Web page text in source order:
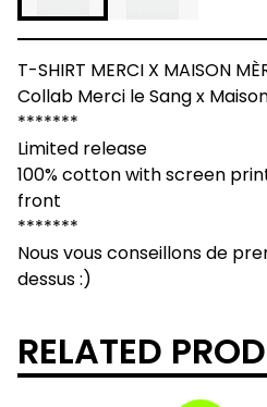
T-SHIRT MERCI X MAISON
Collab Merci le Sang x
*******
Limited release
100% cotton with screen
front
*******
Nous vous conseillons de
dessus :)
RELATED